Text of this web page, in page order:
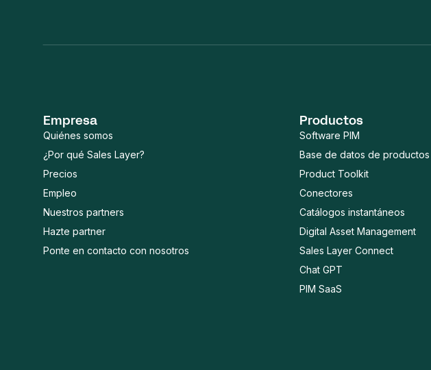
Empresa
Quiénes somos
¿Por qué Sales Layer?
Precios
Empleo
Nuestros partners
Hazte partner
Ponte en contacto con nosotros
Productos
Software PIM
Base de datos de productos
Product Toolkit
Conectores
Catálogos instantáneos
Digital Asset Management
Sales Layer Connect
Chat GPT
PIM SaaS